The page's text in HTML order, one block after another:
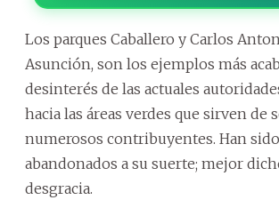
Los parques Caballero y Carlos
Asunción, son los ejemplos más
desinterés de las actuales
hacia las áreas verdes que sirven de
numerosos contribuyentes. Han sido
abandonados a su suerte; mejor
desgracia.